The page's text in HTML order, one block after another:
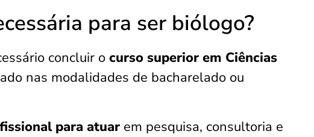
para ser biólogo?
concluir o curso superior em Ciências
nas modalidades de bacharelado ou
para atuar em pesquisa, consultoria e